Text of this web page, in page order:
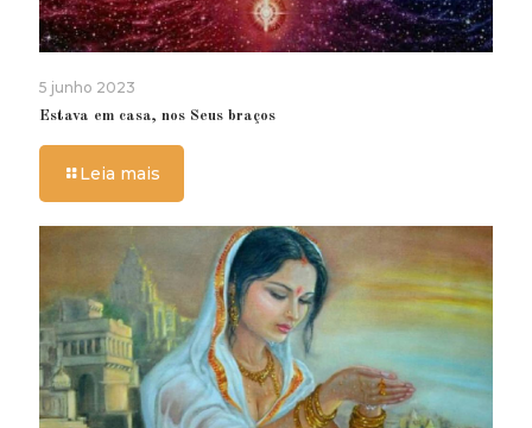
5 junho 2023
Estava em casa, nos Seus braços
Leia mais